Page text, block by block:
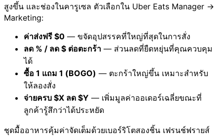
สูงขึ้น และช่องในคารูเซล ตัวเลือกใน Uber Eats Manager →
Marketing:
ค่าส่งฟรี $0 — ขจัดอุปสรรคที่ใหญ่ที่สุดในการสั่ง
ลด % / ลด $ ต่อตะกร้า — ส่วนลดที่ยืดหยุ่นที่คุณควบคุม
ได้
ซื้อ 1 แถม 1 (BOGO) — ตะกร้าใหญ่ขึ้น เหมาะสำหรับ
ให้ลองสั่ง
จ่ายครบ $X ลด $Y — เพิ่มมูลค่าออเดอร์เฉลี่ยขณะที่
ลูกค้ารู้สึกว่าได้ประหยัด
ชุดมื้ออาหารคุ้มค่าจัดเต็มด้วยเบอร์ริโตสองชิ้น เฟรนช์ฟรายส์